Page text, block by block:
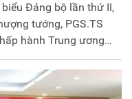
Đảng bộ lần thứ II,
tướng, PGS.TS
hành Trung ương
an Trung ương,
đạo tại Đại hội. Đảng
hoa chúc mừng Đại